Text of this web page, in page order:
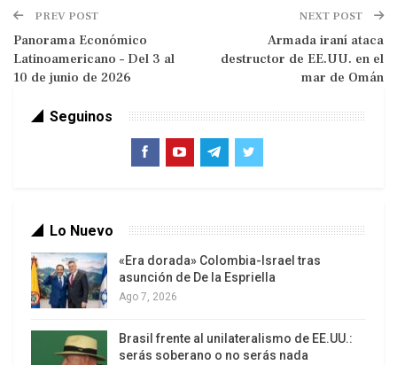
referencia que conecta con los datos recientes
que sitúan a la nación asiática como cuarta
economía global por tamaño de PIB y con
el ranking internacional. Con este marco, la
mandataria presentó el viaje como una apuesta
De acuerdo con los comunicados oficiales de
Caracas y Nueva Delhi, la agenda incluye
reuniones de alto nivel con el primer ministro
indio, Narendra Modi, y con el Ministerio de
Exteriores de India, donde se abordará “todo el
espectro” de la relación bilateral. Entre los ejes
PREV POST
Panorama Económico
Latinoamericano – Del 3 al
10 de junio de 2026
NEXT POST
Armada iraní ataca
destructor de EE.UU. en el
mar de Omán
Seguinos
Lo Nuevo
«Era dorada» Colombia-Israel tras
asunción de De la Espriella
Ago 7, 2026
Brasil frente al unilateralismo de EE.UU.:
serás soberano o no serás nada